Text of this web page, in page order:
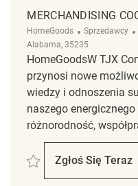
MERCHANDISING
HomeGoods Kategoria
Sprzedawcy
Alabama, 35235
HomeGoodsW TJX
przynosi nowe
wiedzy i odnoszenia
naszego
różnorodność,
Zapisać Merchandising
Zgłoś Się Teraz